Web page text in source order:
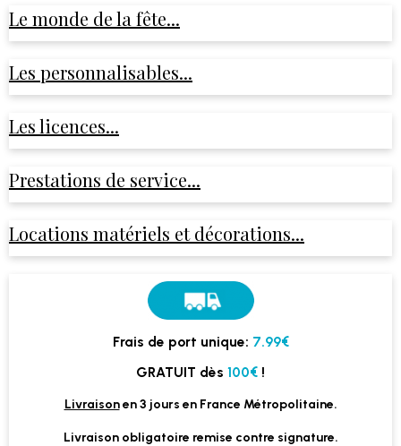
Le monde de la fête...
Les personnalisables...
Les licences...
Prestations de service...
Locations matériels et décorations...
Frais de port unique: 7.99€
GRATUIT dès 100€ !
Livraisonen 3 jours en France Métropolitaine.
Livraison obligatoire remise contre signature.